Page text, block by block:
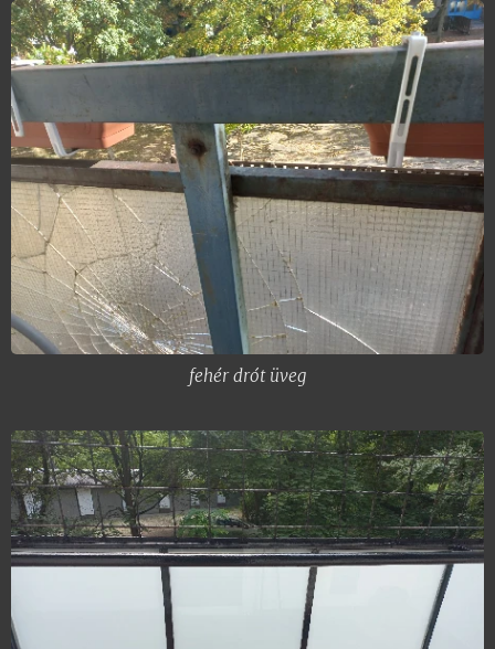
veszítenek szépségükből és
funkcionalitásukból. Fontos tudni, mikor
érdemes felújítani, és mikor kell az új erkély
különbségek megértése elengedhetetlen az
erkély hosszú távú állapotának és
biztonságának biztosításához.
Felújítás:Általában megoldás lehet,
amikor az erkély szerkezete még
megfelelő állapotban van. Például,
ha csak felületi rozsda jelentkezik,
akkor felújítással helyreállítható az
erkély esztétikája és
Új erkély építése: Szükségessé válik,
ha az erkély szerkezete súlyosan
károsodott. Például, ha a
tartószerkezetek megrongálódtak
vagy ha a korlátok és az üvegezés
nem biztosít megfelelő stabilitást
fehér drót üveg